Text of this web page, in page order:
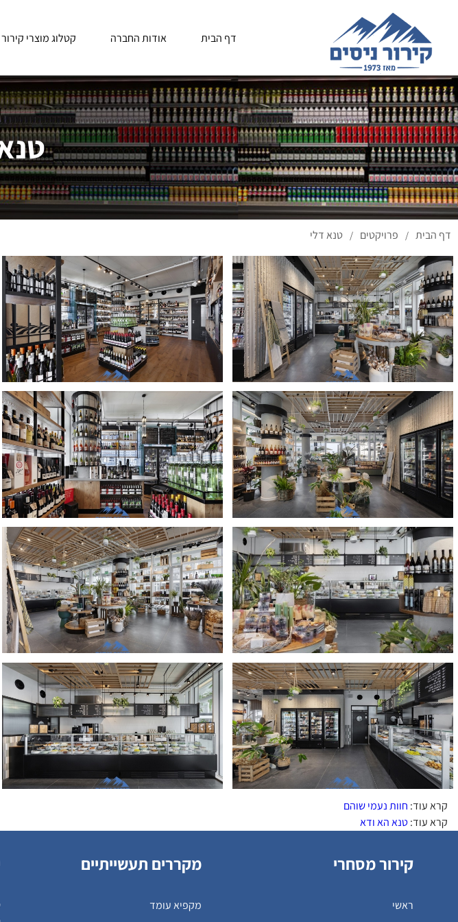
דף הבית אודות החברה קטלוג מוצרי קירור
דף הבית / פרויקטים / טנא דלי
קרא עוד: חוות נעמי שוהם
קרא עוד:טנא הא ודא
קירור מסחרי
ראשי
מקררים תעשייתיים
מקפיא עומד